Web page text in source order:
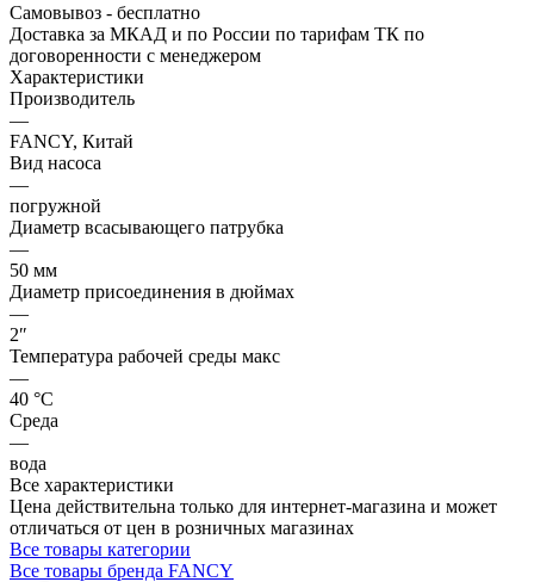
Самовывоз - бесплатно
Доставка за МКАД и по России по тарифам ТК по
договоренности с менеджером
Характеристики
Производитель
—
FANCY, Китай
Вид насоса
—
погружной
Диаметр всасывающего патрубка
—
50 мм
Диаметр присоединения в дюймах
—
2″
Температура рабочей среды макс
—
40 °С
Среда
—
вода
Все характеристики
Цена действительна только для интернет-магазина и может
отличаться от цен в розничных магазинах
Все товары категории
Все товары бренда FANCY